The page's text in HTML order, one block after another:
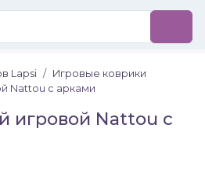
Lapsi
Игровые коврики
Nattou с арками
игровой Nattou с